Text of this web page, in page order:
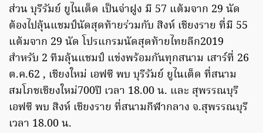
ส่วน บุรีรัมย์ ยูไนเต็ด เป็นจ่าฝูง มี 57 แต้มจาก 29 นัด
ต้องไปลุ้นแชมป์นัดสุดท้ายร่วมกับ สิงห์ เชียงราย ที่มี 55
แต้มจาก 29 นัด โปรแกรมนัดสุดท้ายไทยลีก2019
สำหรับ 2 ทีมลุ้นแชมป์ แข่งพร้อมกันทุกสนาม เสาร์ที่ 26
ต.ค.62 , เชียงใหม่ เอฟซี พบ บุรีรัมย์ ยูไนเต็ด ที่สนาม
สมโภชเชียงใหม่700ปี เวลา 18.00 น. และ สุพรรณบุรี
เอฟซี พบ สิงห์ เชียงราย ที่สนามกีฬากลาง จ.สุพรรณบุรี
เวลา 18.00 น.